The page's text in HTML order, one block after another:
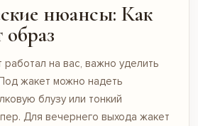
нюансы: Как
образ
на вас, важно уделить
жакет можно надеть
блузу или тонкий
Для вечернего выхода жакет